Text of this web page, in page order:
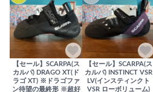
【セール】SCARPA(ス
カルパ) DRAGO XT(ド
ラゴ XT) ※ドラゴファ
ン待望の最終形 ※超好
【セール】SCARPA(ス
カルパ) INSTINCT VSR
LV(インスティンクト
VSR ローボリューム)